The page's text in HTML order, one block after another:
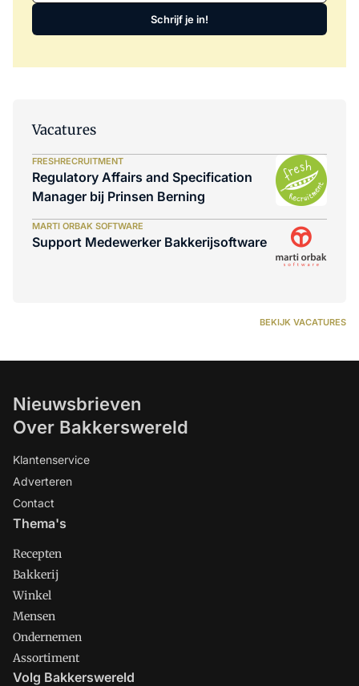
Schrijf je in!
Vacatures
FRESHRECRUITMENT
Regulatory Affairs and Specification
Manager bij Prinsen Berning
MARTI ORBAK SOFTWARE
Support Medewerker Bakkerijsoftware
BEKIJK VACATURES
Nieuwsbrieven
Over Bakkerswereld
Klantenservice
Adverteren
Contact
Thema's
Recepten
Bakkerij
Winkel
Mensen
Ondernemen
Assortiment
Volg Bakkerswereld